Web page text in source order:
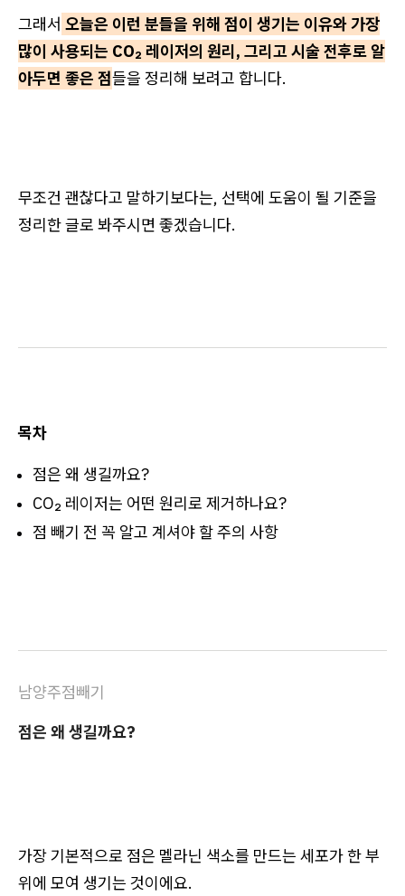
그래서 오늘은 이런 분들을 위해 점이 생기는 이유와 가장
많이 사용되는 CO₂ 레이저의 원리, 그리고 시술 전후로 알
아두면 좋은 점들을 정리해 보려고 합니다.
무조건 괜찮다고 말하기보다는, 선택에 도움이 될 기준을
정리한 글로 봐주시면 좋겠습니다.
목차
점은 왜 생길까요?
CO₂ 레이저는 어떤 원리로 제거하나요?
점 빼기 전 꼭 알고 계셔야 할 주의 사항
남양주점빼기
점은 왜 생길까요?
가장 기본적으로 점은 멜라닌 색소를 만드는 세포가 한 부
위에 모여 생기는 것이에요.